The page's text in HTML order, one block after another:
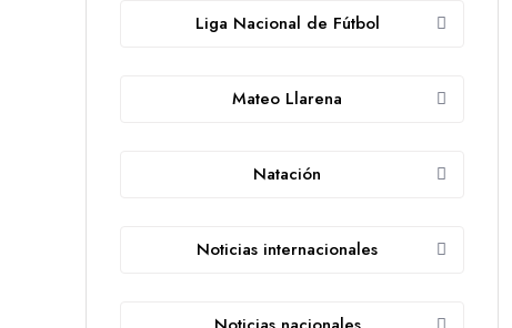
Liga Nacional de Fútbol
Mateo Llarena
Natación
Noticias internacionales